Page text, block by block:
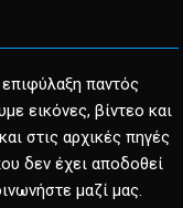
παντός
εικόνες, βίντεο και
στις αρχικές πηγές
δεν έχει αποδοθεί
μαζί μας.